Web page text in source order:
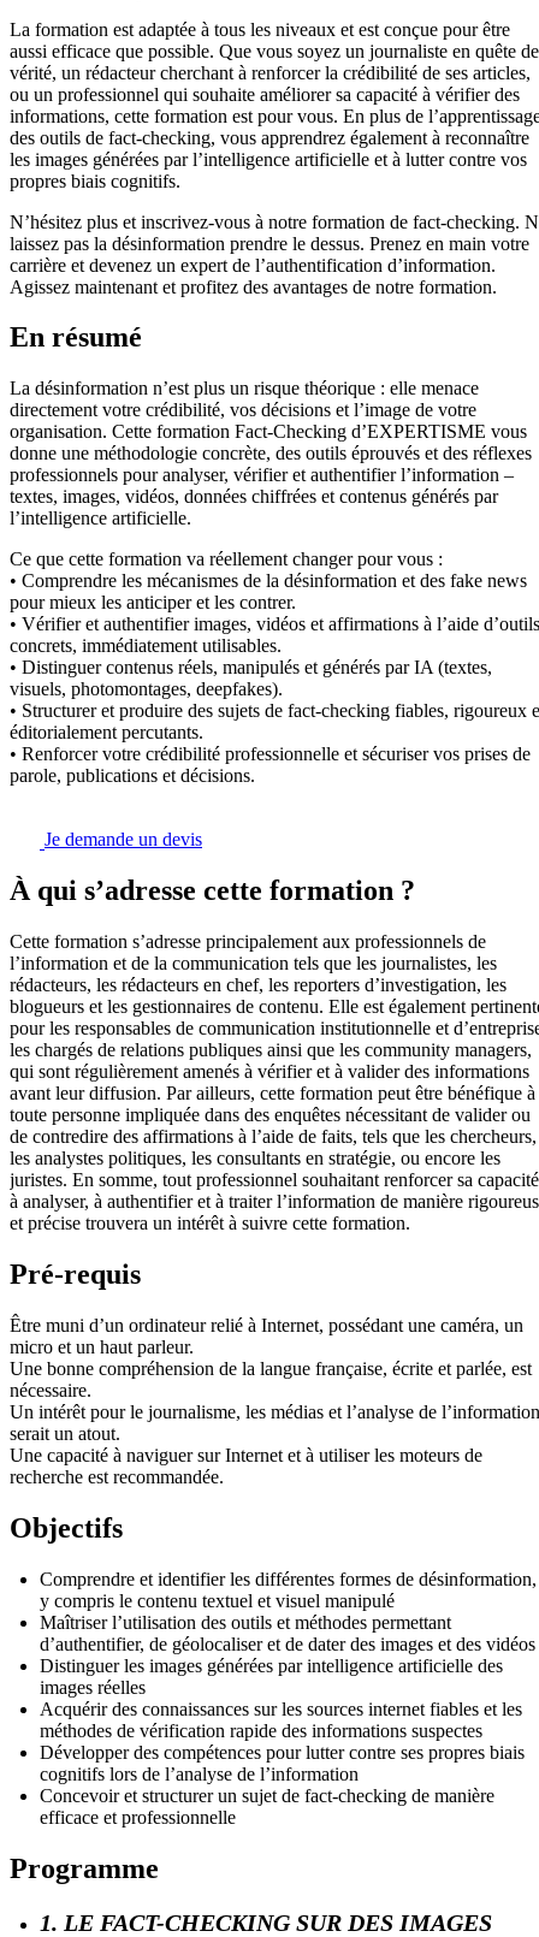
La formation est adaptée à tous les niveaux et est conçue pour être
aussi efficace que possible. Que vous soyez un journaliste en quête de
vérité, un rédacteur cherchant à renforcer la crédibilité de ses articles,
ou un professionnel qui souhaite améliorer sa capacité à vérifier des
informations, cette formation est pour vous. En plus de
des outils de fact-checking, vous apprendrez également à reconnaître
les images générées par l’intelligence artificielle et à lutter contre vos
propres biais cognitifs.
N’hésitez plus et inscrivez-vous à notre formation de fact-checking.
laissez pas la désinformation prendre le dessus. Prenez en main votre
carrière et devenez un expert de l’authentification d’information.
Agissez maintenant et profitez des avantages de notre formation.
En résumé
La désinformation n’est plus un risque théorique : elle menace
directement votre crédibilité, vos décisions et l’image de votre
organisation. Cette formation Fact-Checking d’EXPERTISME vous
donne une méthodologie concrète, des outils éprouvés et des réflexes
professionnels pour analyser, vérifier et authentifier l’information –
textes, images, vidéos, données chiffrées et contenus générés par
l’intelligence artificielle.
Ce que cette formation va réellement changer pour vous :
• Comprendre les mécanismes de la désinformation et des fake news
pour mieux les anticiper et les contrer.
• Vérifier et authentifier images, vidéos et affirmations à l’aide d’outils
concrets, immédiatement utilisables.
• Distinguer contenus réels, manipulés et générés par IA (textes,
visuels, photomontages, deepfakes).
• Structurer et produire des sujets de fact-checking fiables, rigoureux
éditorialement percutants.
• Renforcer votre crédibilité professionnelle et sécuriser vos prises de
parole, publications et décisions.
Je demande un devis
À qui s’adresse cette formation ?
Cette formation s’adresse principalement aux professionnels de
l’information et de la communication tels que les journalistes, les
rédacteurs, les rédacteurs en chef, les reporters d’investigation, les
blogueurs et les gestionnaires de contenu. Elle est également
pour les responsables de communication institutionnelle et
les chargés de relations publiques ainsi que les community managers,
qui sont régulièrement amenés à vérifier et à valider des informations
avant leur diffusion. Par ailleurs, cette formation peut être bénéfique à
toute personne impliquée dans des enquêtes nécessitant de valider ou
de contredire des affirmations à l’aide de faits, tels que les chercheurs,
les analystes politiques, les consultants en stratégie, ou encore les
juristes. En somme, tout professionnel souhaitant renforcer sa capacité
à analyser, à authentifier et à traiter l’information de manière
et précise trouvera un intérêt à suivre cette formation.
Pré-requis
Être muni d’un ordinateur relié à Internet, possédant une caméra, un
micro et un haut parleur.
Une bonne compréhension de la langue française, écrite et parlée, est
nécessaire.
Un intérêt pour le journalisme, les médias et l’analyse de l’information
serait un atout.
Une capacité à naviguer sur Internet et à utiliser les moteurs de
recherche est recommandée.
Objectifs
Comprendre et identifier les différentes formes de désinformation,
y compris le contenu textuel et visuel manipulé
Maîtriser l’utilisation des outils et méthodes permettant
d’authentifier, de géolocaliser et de dater des images et des vidéos
Distinguer les images générées par intelligence artificielle des
images réelles
Acquérir des connaissances sur les sources internet fiables et les
méthodes de vérification rapide des informations suspectes
Développer des compétences pour lutter contre ses propres biais
cognitifs lors de l’analyse de l’information
Concevoir et structurer un sujet de fact-checking de manière
efficace et professionnelle
Programme
1. LE FACT-CHECKING SUR DES IMAGES